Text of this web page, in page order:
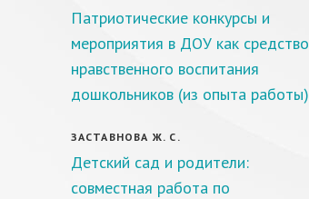
Патриотические конкурсы и
мероприятия в ДОУ как средство
нравственного воспитания
дошкольников (из опыта работы)
ЗАСТАВНОВА Ж. С.
Детский сад и родители:
совместная работа по